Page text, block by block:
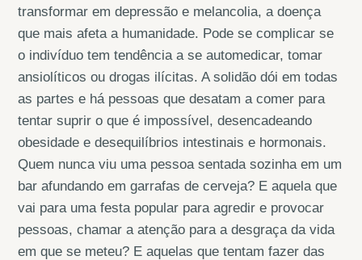
transformar em depressão e melancolia, a doença
que mais afeta a humanidade. Pode se complicar se
o indivíduo tem tendência a se automedicar, tomar
ansiolíticos ou drogas ilícitas. A solidão dói em todas
as partes e há pessoas que desatam a comer para
tentar suprir o que é impossível, desencadeando
obesidade e desequilíbrios intestinais e hormonais.
Quem nunca viu uma pessoa sentada sozinha em um
bar afundando em garrafas de cerveja? E aquela que
vai para uma festa popular para agredir e provocar
pessoas, chamar a atenção para a desgraça da vida
em que se meteu? E aquelas que tentam fazer das